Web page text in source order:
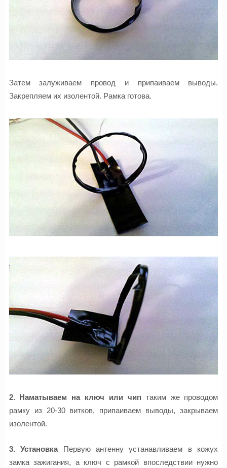
Затем залуживаем провод и припаиваем выводы.
Закрепляем их изолентой. Рамка готова.
2. Наматываем на ключ или чип таким же проводом
рамку из 20-30 витков, припаиваем выводы, закрываем
изолентой.
3. УстановкаПервую антенну устанавливаем в кожух
замка зажигания, а ключ с рамкой впоследствии нужно